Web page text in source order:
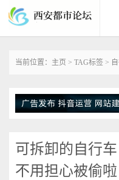
当前位置： 主页 > TAG标签 >
可拆卸的自行
不用担心被偷啦